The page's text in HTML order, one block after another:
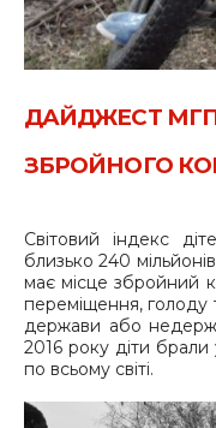
ДАЙДЖЕСТ
ЗБРОЙНОГО
Світовий індекс
близько 240
має місце збройний
переміщення, голоду
держави або
2016 року діти брали
по всьому світі.